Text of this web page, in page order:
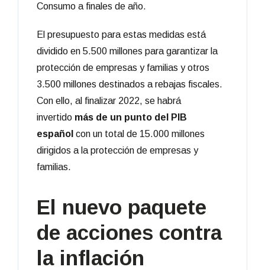
Consumo a finales de año.
El presupuesto para estas medidas está
dividido en 5.500 millones para garantizar la
protección de empresas y familias y otros
3.500 millones destinados a rebajas fiscales.
Con ello, al finalizar 2022, se habrá
invertido más de un punto del PIB
español con un total de 15.000 millones
dirigidos a la protección de empresas y
familias.
El nuevo paquete
de acciones contra
la inflación